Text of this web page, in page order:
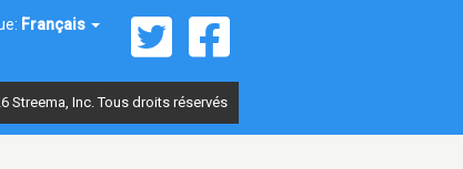
Français
Streema, Inc. Tous droits réservés